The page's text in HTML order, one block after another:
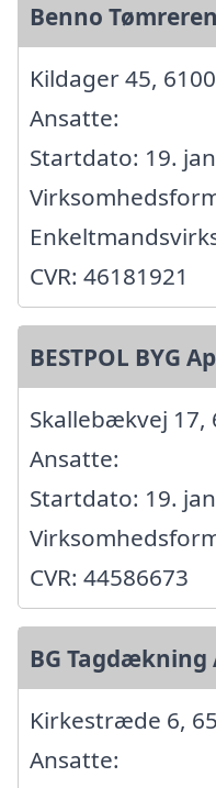
Benno Tømreren
Kildager 45,
Ansatte:
Startdato: 19.
CVR: 46181921
BESTPOL BYG
Skallebækvej 17,
Ansatte:
Startdato: 19.
CVR: 44586673
BG Tagdækning
Kirkestræde 6,
Ansatte: